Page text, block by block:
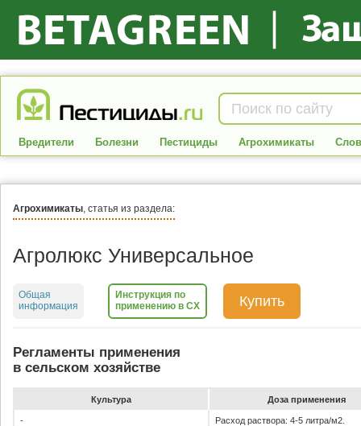
Вредители Болезни Пестициды Агрохимикаты
Агрохимикаты, статья из раздела:
Агролюкс Универсальное
Общая
информация
Инструкция по
применению в СХ
Купить
Регламенты применения
в сельском хозяйстве
Культура До­за при­ме­не­ния
- Расход раствора: 4-5 литра/м2.